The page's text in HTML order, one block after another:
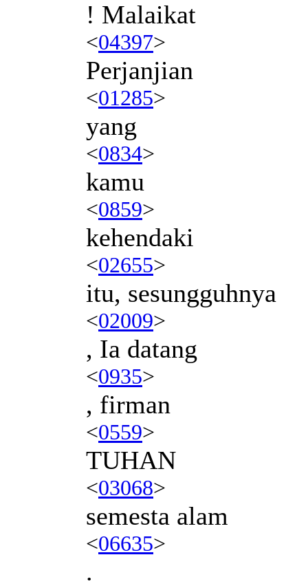
! Malaikat
<04397>
Perjanjian
<01285>
yang
<0834>
kamu
<0859>
kehendaki
<02655>
itu, sesungguhnya
<02009>
, Ia datang
<0935>
, firman
<0559>
TUHAN
<03068>
semesta alam
<06635>
.